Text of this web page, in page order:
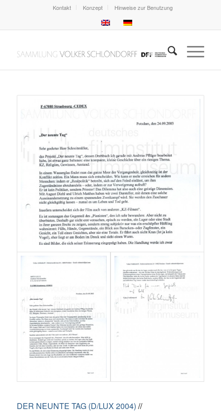
Kontakt Konzept Hinweise zur Benutzung
DER NEUNTE TAG (D/LUX 2004) //